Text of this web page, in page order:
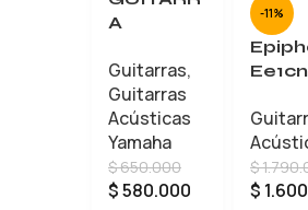
A
A
YAMAHA
C40
Guitarras,
Guitarras
Acústicas
Yamaha
$650.000
$580.000
-11%
$
$